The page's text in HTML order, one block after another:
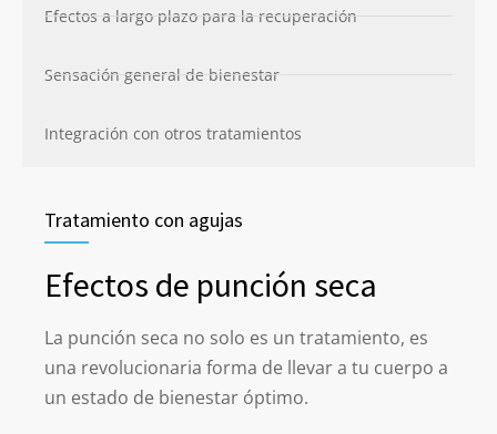
Efectos a largo plazo para la recuperación
Sensación general de bienestar
Integración con otros tratamientos
Tratamiento con agujas
Efectos de punción seca
La punción seca no solo es un tratamiento, es
una revolucionaria forma de llevar a tu cuerpo a
un estado de bienestar óptimo.